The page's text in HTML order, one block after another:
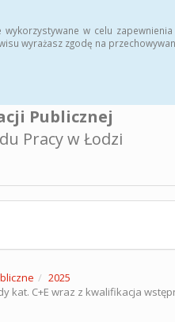
w celu
wyrażasz zgodę na
Publicznej
Pracy w Łodzi
2025
kat. C+E wraz z kwalifikacja